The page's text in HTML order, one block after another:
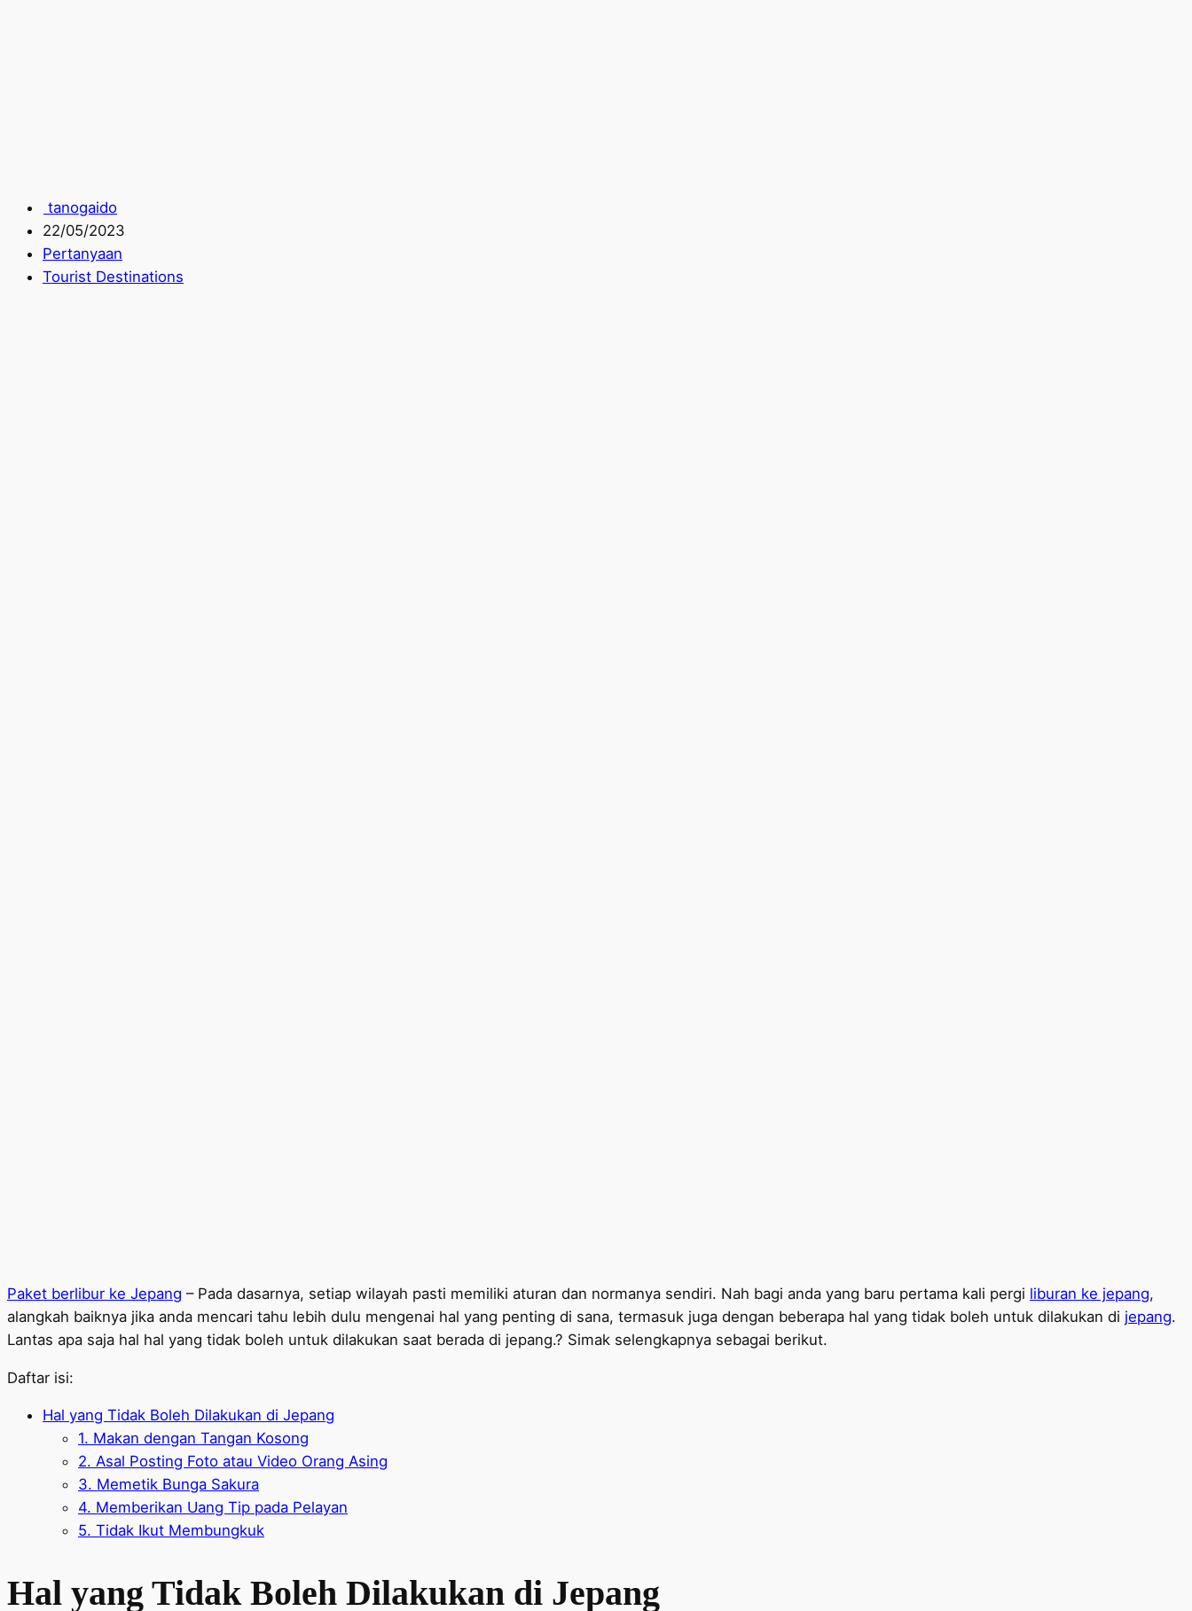
tanogaido
22/05/2023
Pertanyaan
Tourist Destinations
Paket berlibur ke Jepang – Pada dasarnya, setiap wilayah pasti memiliki aturan dan normanya sendiri. Nah bagi anda yang baru pertama kali pergi liburan ke jepang,
alangkah baiknya jika anda mencari tahu lebih dulu mengenai hal yang penting di sana, termasuk juga dengan beberapa hal yang tidak boleh untuk dilakukan di jepang.
Lantas apa saja hal hal yang tidak boleh untuk dilakukan saat berada di jepang.? Simak selengkapnya sebagai berikut.
Daftar isi:
Hal yang Tidak Boleh Dilakukan di Jepang
1. Makan dengan Tangan Kosong
2. Asal Posting Foto atau Video Orang Asing
3. Memetik Bunga Sakura
4. Memberikan Uang Tip pada Pelayan
5. Tidak Ikut Membungkuk
Hal yang Tidak Boleh Dilakukan di Jepang